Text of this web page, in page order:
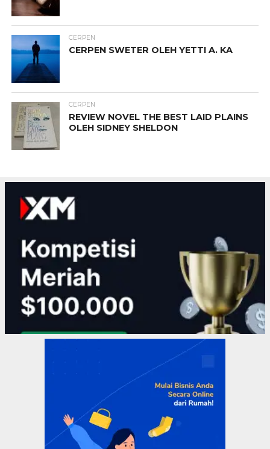
CERPEN
CERPEN SWETER OLEH YETTI A. KA
CERPEN
REVIEW NOVEL THE BEST LAID PLAINS
OLEH SIDNEY SHELDON